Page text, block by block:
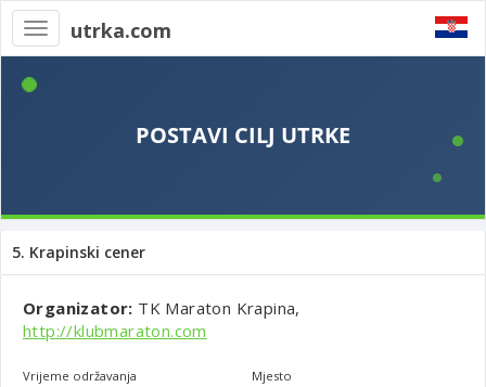
Toggle
navigation
utrka.com
5. Krapinski cener
Organizator: TK Maraton Krapina,
http://klubmaraton.com
Vrijeme održavanja Mjesto